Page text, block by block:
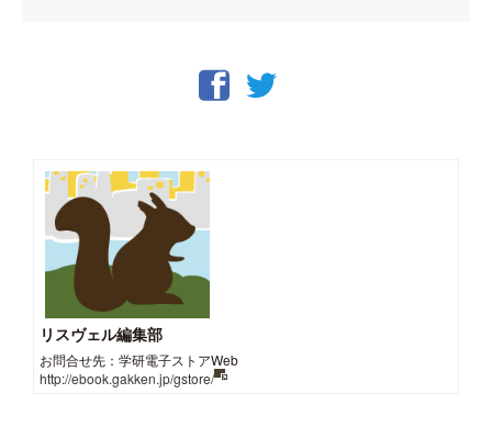
リスヴェル編集部
お問合せ先：学研電子ストアWeb
http://ebook.gakken.jp/gstore/